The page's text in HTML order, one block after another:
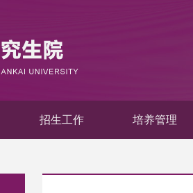
招生工作 培养管理